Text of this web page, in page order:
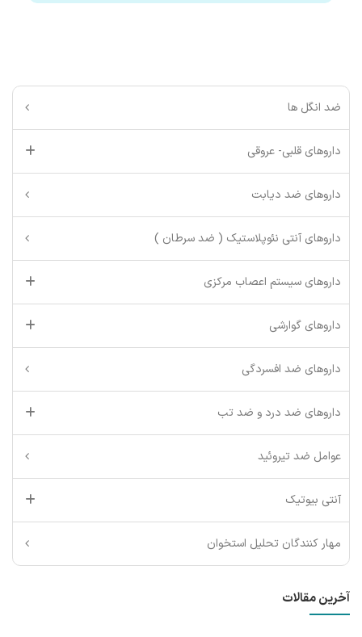
ضد انگل ها
داروهای قلبی- عروقی
داروهای ضد دیابت
داروهای آنتی نئوپلاستیک ( ضد سرطان )
داروهای سیستم اعصاب مرکزی
داروهای گوارشی
داروهای ضد افسردگی
داروهای ضد درد و ضد تب
عوامل ضد تیروئید
آنتی بیوتیک
مهار کنندگان تحلیل استخوان
آخرین مقالات